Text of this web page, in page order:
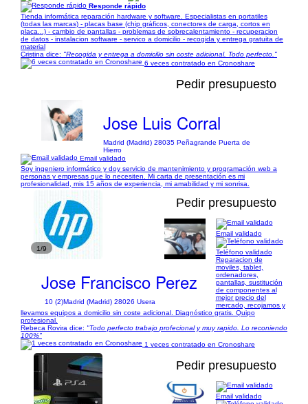
Responde rápido
Tienda informática reparación hardware y software. Especialistas en portatiles
(todas las marcas) - placas base (chip gráficos, conectores de carga, cortos en
placa...) - cambio de pantallas - problemas de sobrecalentamiento - recuperacion
de datos - instalacion software - servico a domicilio - recogida y entrega gratuita de
material
Cristina dice: "Recogida y entrega a domicilio sin coste adicional. Todo perfecto."
6 veces contratado en Cronoshare
Pedir presupuesto
Jose Luis Corral
Madrid (Madrid) 28035 Peñagrande Puerta de
Hierro
Email validado
Soy ingeniero informático y doy servicio de mantenimiento y programación web a
personas y empresas que lo necesiten. Mi carta de presentación es mi
profesionalidad, mis 15 años de experiencia, mi amabilidad y mi sonrisa.
1/9
Pedir presupuesto
Jose Francisco Perez
10 (2)Madrid (Madrid) 28026 Usera
Email validado
Teléfono validado
Reparacion de
moviles, tablet,
ordenadores,
pantallas, sustitución
de componentes al
mejor precio del
mercado, recojamos y
llevamos equipos a domicilio sin coste adicional. Diagnóstico gratis. Quipo
profesional.
Rebeca Rovira dice: "Todo perfecto trabajo profecional y muy rapido. Lo reconiendo
100%"
1 veces contratado en Cronoshare
Pedir presupuesto
Email validado